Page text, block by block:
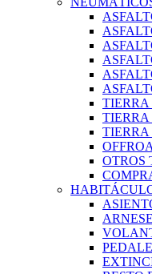
TIERRA
TIERRA
TIERRA
OTROS